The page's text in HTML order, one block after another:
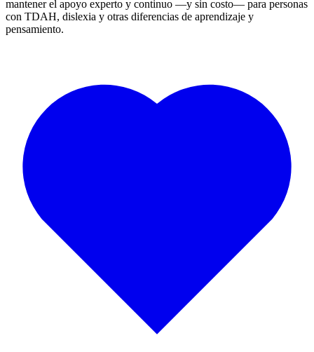
mantener el apoyo experto y continuo —y sin costo— para personas
con TDAH, dislexia y otras diferencias de aprendizaje y
pensamiento.